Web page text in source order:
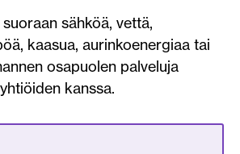
sähköä, vettä,
kaasua, aurinkoenergiaa tai
osapuolen palveluja
kanssa.